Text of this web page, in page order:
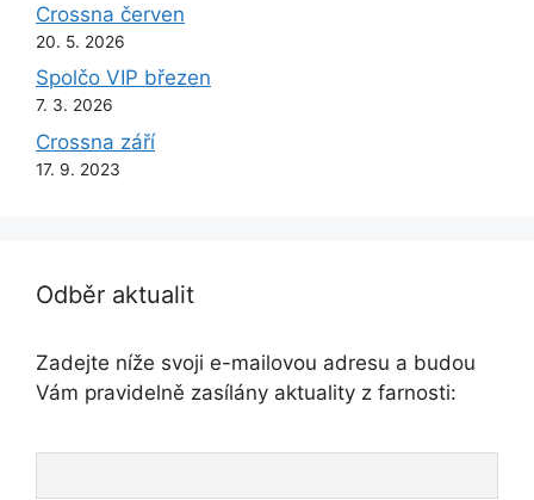
Crossna červen
20. 5. 2026
Spolčo VIP březen
7. 3. 2026
Crossna září
17. 9. 2023
Odběr aktualit
Zadejte níže svoji e-mailovou adresu a budou
Vám pravidelně zasílány aktuality z farnosti: